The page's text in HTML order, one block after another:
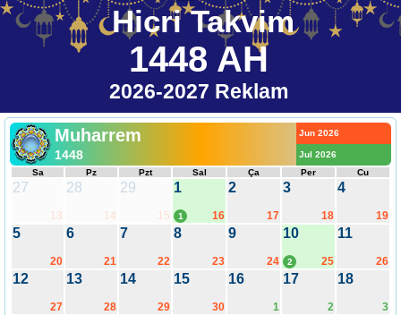
Hicri Takvim
1448 AH
2026-2027 Reklam
Muharrem
1448
Jun 2026
Jul 2026
Sa
Pz Pzt Sal Ça Per Cu
27
13
28
14
29
15
1
16
1
2
17
3
18
4
19
5
20
6
21
7
22
8
23
9
24
10
25
2
11
26
12
27
13
28
14
29
15
30
16
1
17
2
18
3